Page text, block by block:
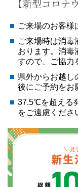
【新型コロナ
ご来場のお客様
ご来場時は消毒
おります。消毒
すので、ご協力
県外からお越し
後にご予約をお
37.5℃を超える
をご遠慮くださ